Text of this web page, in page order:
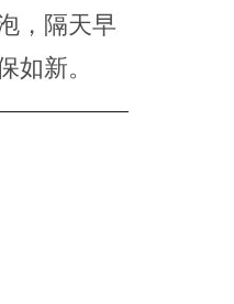
，隔天早
如新。